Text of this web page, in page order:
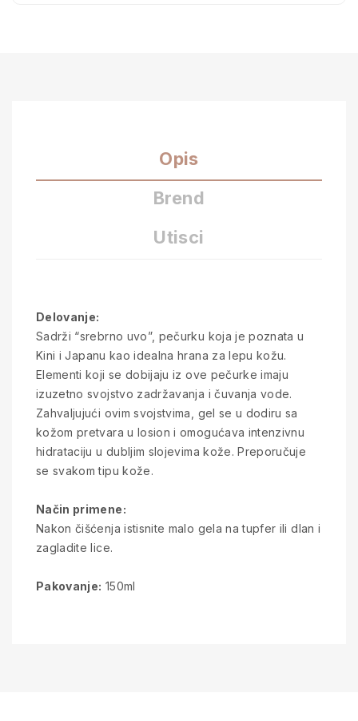
Opis
Brend
Utisci
Delovanje:
Sadrži “srebrno uvo”, pečurku koja je poznata u
Kini i Japanu kao idealna hrana za lepu kožu.
Elementi koji se dobijaju iz ove pečurke imaju
izuzetno svojstvo zadržavanja i čuvanja vode.
Zahvaljujući ovim svojstvima, gel se u dodiru sa
kožom pretvara u losion i omogućava intenzivnu
hidrataciju u dubljim slojevima kože. Preporučuje
se svakom tipu kože.
Način primene:
Nakon čišćenja istisnite malo gela na tupfer ili dlan i
zagladite lice.
Pakovanje: 150ml